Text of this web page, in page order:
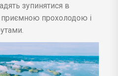
зупинятися в
приємною прохолодою і